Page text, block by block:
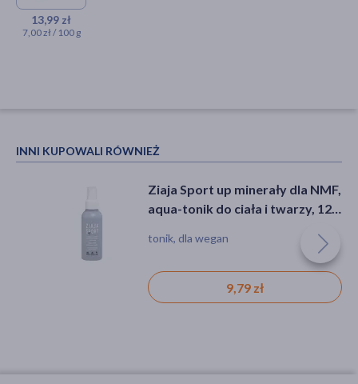
13,99 zł
7,00 zł / 100 g
INNI KUPOWALI RÓWNIEŻ
Ziaja Sport up minerały dla NMF,
aqua-tonik do ciała i twarzy, 120
tonik, dla wegan
9,79 zł